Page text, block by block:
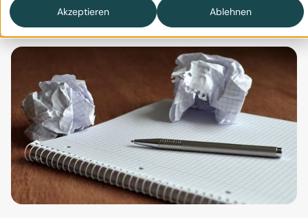
Akzeptieren Ablehnen
Zellstoff und Wald-Zerstörung